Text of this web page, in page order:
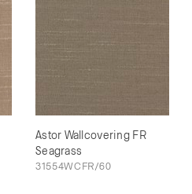
Astor Wallcovering FR
Seagrass
31554WCFR/60